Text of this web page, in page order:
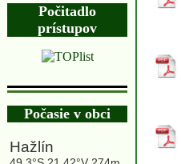
Počitadlo
prístupov
Počasie v obci